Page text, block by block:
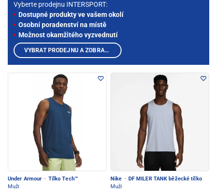
Under Armour · Tílko Tech™
Muži
Nike · DF MILER TANK běžecké tílko
Muži
Vyberte prodejnu INTERSPORT:
Dostupné produkty ve vašem okolí
Osobní poradenství na místě
Možnost okamžitého vyzvednutí
VYBRAT PRODEJNU A ZOBRAZIT PRODUKTY